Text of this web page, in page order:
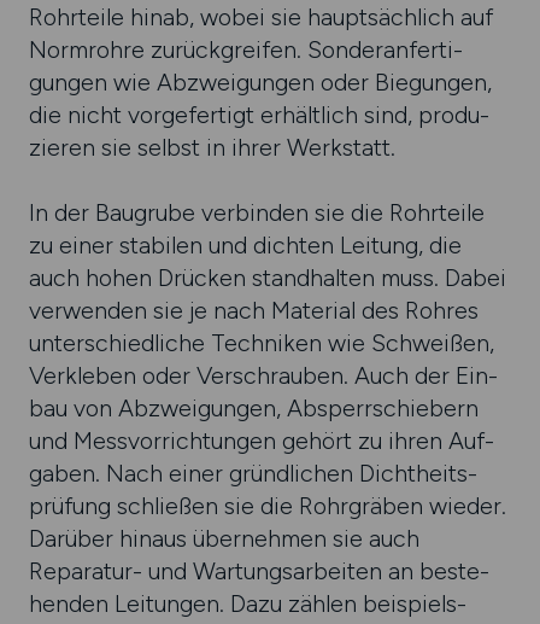
Rohr­teile hinab, wobei sie haupt­säch­lich auf
Norm­rohre zurück­greifen. Sonder­anferti­
gungen wie Abzwei­gungen oder Bie­gungen,
die nicht vorge­fertigt erhält­lich sind, produ­
zieren sie selbst in ihrer Werk­statt.
In der Baugrube verbinden sie die Rohr­teile
zu einer stabilen und dich­ten Leitung, die
auch hohen Drücken stand­halten muss. Dabei
ver­wenden sie je nach Material des Rohres
unter­schied­liche Techniken wie Schweißen,
Ver­kleben oder Ver­schrauben. Auch der Ein­
bau von Abzwei­gungen, Absperr­schiebern
und Mess­vor­rich­tungen gehört zu ihren Auf­
gaben. Nach einer gründ­lichen Dicht­heits­
prüfung schließen sie die Rohr­gräben wieder.
Darüber hinaus über­nehmen sie auch
Reparatur- und Wartungs­arbeiten an beste­
henden Leitungen. Dazu zählen bei­spiels­